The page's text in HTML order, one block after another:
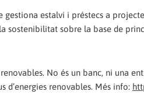
gestiona estalvi i préstecs a
sobre la base de
No és un banc, ni una
d’energies renovables. Més info: